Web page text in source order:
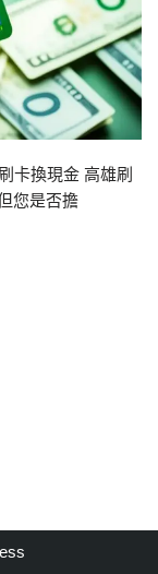
卡換現金 高雄刷
您是否擔